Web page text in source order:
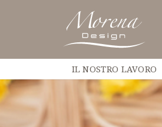
IL NOSTRO LAVORO